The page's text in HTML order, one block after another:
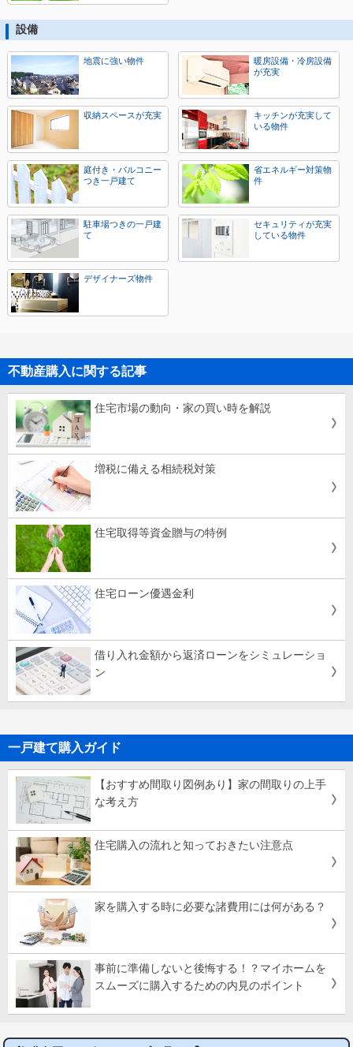
設備
地震に強い物件
暖房設備・冷房設備
が充実
収納スペースが充実
キッチンが充実して
いる物件
庭付き・バルコニー
つき一戸建て
省エネルギー対策物
件
駐車場つきの一戸建
て
セキュリティが充実
している物件
デザイナーズ物件
不動産購入に関する記事
住宅市場の動向・家の買い時を解説
増税に備える相続税対策
住宅取得等資金贈与の特例
住宅ローン優遇金利
借り入れ金額から返済ローンをシミュレーショ
ン
一戸建て購入ガイド
【おすすめ間取り図例あり】家の間取りの上手
な考え方
住宅購入の流れと知っておきたい注意点
家を購入する時に必要な諸費用には何がある？
事前に準備しないと後悔する！？マイホームを
スムーズに購入するための内見のポイント